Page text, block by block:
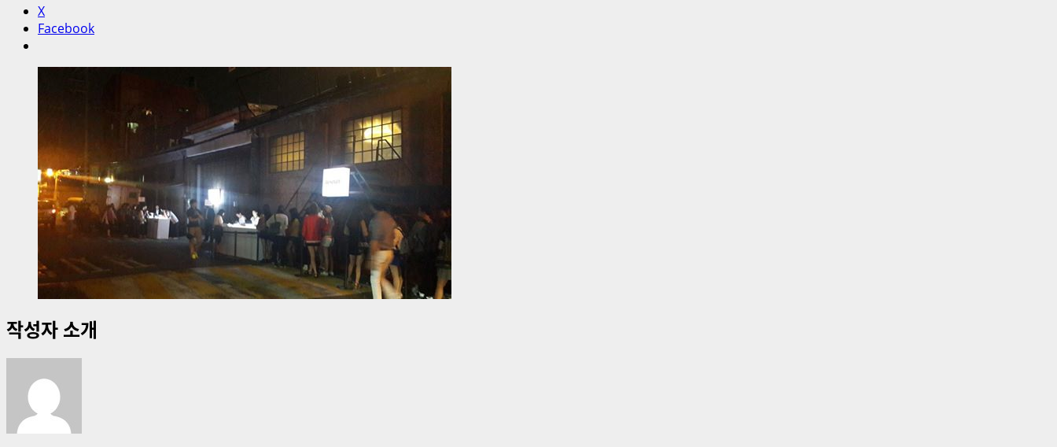
X
Facebook
작성자 소개